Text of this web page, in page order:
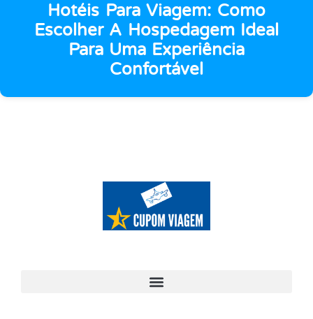
Hotéis Para Viagem: Como
Escolher A Hospedagem Ideal
Para Uma Experiência
Confortável